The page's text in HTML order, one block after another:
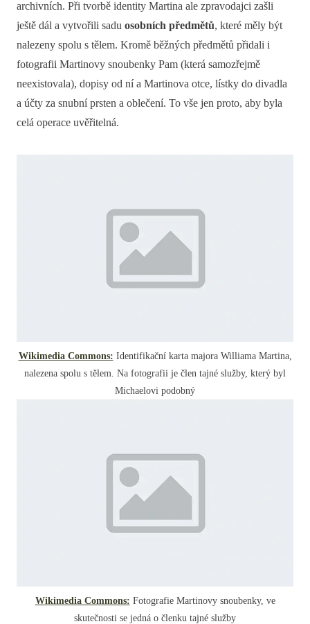
archivních. Při tvorbě identity Martina ale zpravodajci zašli
ještě dál a vytvořili sadu osobních předmětů, které měly být
nalezeny spolu s tělem. Kromě běžných předmětů přidali i
fotografii Martinovy snoubenky Pam (která samozřejmě
neexistovala), dopisy od ní a Martinova otce, lístky do divadla
a účty za snubní prsten a oblečení. To vše jen proto, aby byla
celá operace uvěřitelná.
Wikimedia Commons: Identifikační karta majora Williama Martina,
nalezena spolu s tělem. Na fotografii je člen tajné služby, který byl
Michaelovi podobný
Wikimedia Commons: Fotografie Martinovy snoubenky, ve
skutečnosti se jedná o členku tajné služby